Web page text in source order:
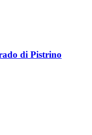
di Pistrino